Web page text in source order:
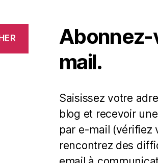
Abonnez-
mail.
Saisissez votre
blog et recevoir
par e-mail (vérifiez
rencontrez des